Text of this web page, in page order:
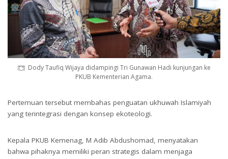
Dody Taufiq Wijaya didampingi Tri Gunawan Hadi kunjungan ke PKUB
Dody Taufiq Wijaya didampingi Tri Gunawan Hadi kunjungan ke
PKUB Kementerian Agama.
Pertemuan tersebut membahas penguatan ukhuwah Islamiyah
yang terintegrasi dengan konsep ekoteologi.
Kepala PKUB Kemenag, M Adib Abdushomad, menyatakan
bahwa pihaknya memiliki peran strategis dalam menjaga